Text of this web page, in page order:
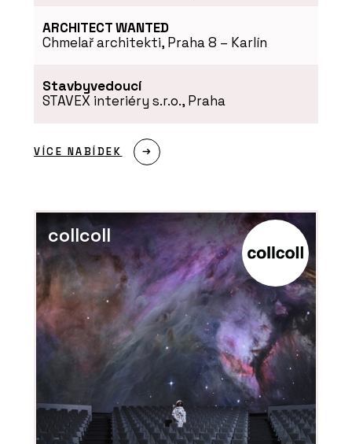
ARCHITECT WANTED
Chmelař architekti, Praha 8 – Karlín
Stavbyvedoucí
STAVEX interiéry s.r.o., Praha
VÍCE NABÍDEK
collcoll